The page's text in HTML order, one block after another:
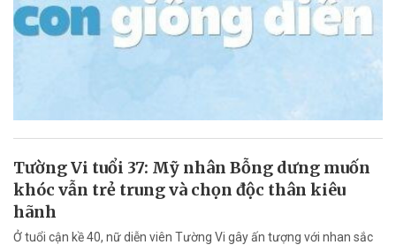
Tường Vi tuổi 37: Mỹ nhân Bỗng dưng muốn
khóc vẫn trẻ trung và chọn độc thân kiêu
hãnh
Ở tuổi cận kề 40, nữ diễn viên Tường Vi gây ấn tượng với nhan sắc